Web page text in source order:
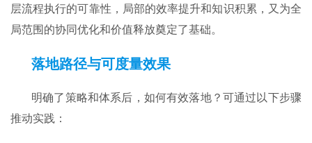
层流程执行的可靠性，局部的效率提升和知识积累，又为全
局范围的协同优化和价值释放奠定了基础。
落地路径与可度量效果​
明确了策略和体系后，如何有效落地？可通过以下步骤
推动实践：